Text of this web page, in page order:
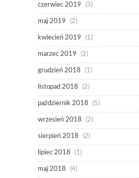
czerwiec 2019 (3)
maj 2019 (2)
kwiecień 2019 (1)
marzec 2019 (2)
grudzień 2018 (1)
listopad 2018 (2)
październik 2018 (5)
wrzesień 2018 (2)
sierpień 2018 (2)
lipiec 2018 (1)
maj 2018 (4)